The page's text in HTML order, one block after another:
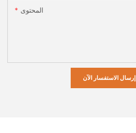
المحتوى
إرسال الاستفسار الآن